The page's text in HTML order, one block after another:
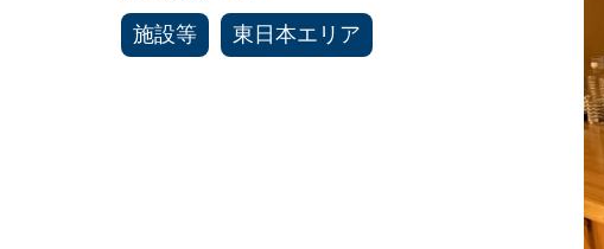
施設等 東日本エリア